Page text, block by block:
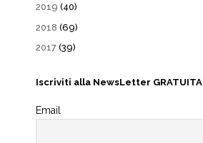
2019 (40)
2018 (69)
2017 (39)
Iscriviti alla NewsLetter GRATUITA
Email